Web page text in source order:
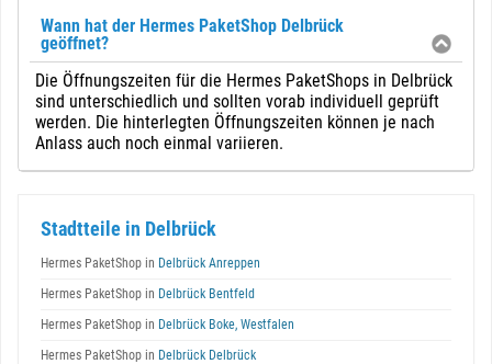
Wann hat der Hermes PaketShop Delbrück
geöffnet?
Die Öffnungszeiten für die Hermes PaketShops in Delbrück
sind unterschiedlich und sollten vorab individuell geprüft
werden. Die hinterlegten Öffnungszeiten können je nach
Anlass auch noch einmal variieren.
Stadtteile in Delbrück
Hermes PaketShop in Delbrück Anreppen
Hermes PaketShop in Delbrück Bentfeld
Hermes PaketShop in Delbrück Boke, Westfalen
Hermes PaketShop in Delbrück Delbrück